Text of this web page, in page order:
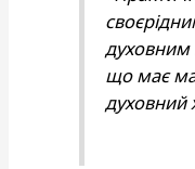
духовним
що має
духовний